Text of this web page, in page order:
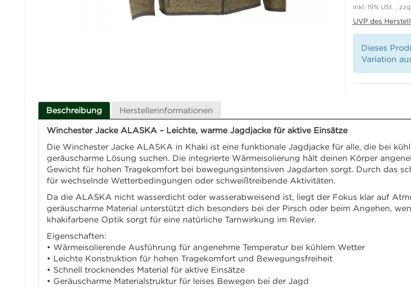
inkl. 19% USt. ,
UVP des
Dieses
Variation
Beschreibung Herstellerinformationen
Winchester Jacke ALASKA – Leichte, warme Jagdjacke für aktive Einsätze
Die Winchester Jacke ALASKA in Khaki ist eine funktionale Jagdjacke für alle, die bei
geräuscharme Lösung suchen. Die integrierte Wärmeisolierung hält deinen Körper
Gewicht für hohen Tragekomfort bei bewegungsintensiven Jagdarten sorgt. Durch das
für wechselnde Wetterbedingungen oder schweißtreibende Aktivitäten.
Da die ALASKA nicht wasserdicht oder wasserabweisend ist, liegt der Fokus klar auf
geräuscharme Material unterstützt dich besonders bei der Pirsch oder beim Angehen,
khakifarbene Optik sorgt für eine natürliche Tarnwirkung im Revier.
Eigenschaften:
• Wärmeisolierende Ausführung für angenehme Temperatur bei kühlem Wetter
• Leichte Konstruktion für hohen Tragekomfort und Bewegungsfreiheit
• Schnell trocknendes Material für aktive Einsätze
• Geräuscharme Materialstruktur für leises Bewegen bei der Jagd